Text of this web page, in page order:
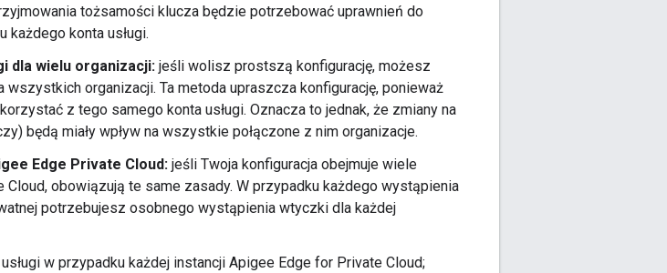
tożsamości klucza będzie potrzebować uprawnień do
każdego konta usługi.
dla wielu organizacji: jeśli wolisz prostszą konfigurację, możesz
wszystkich organizacji. Ta metoda upraszcza konfigurację, ponieważ
z tego samego konta usługi. Oznacza to jednak, że zmiany na
będą miały wpływ na wszystkie połączone z nim organizacje.
Edge Private Cloud: jeśli Twoja konfiguracja obejmuje wiele
Cloud, obowiązują te same zasady. W przypadku każdego wystąpienia
potrzebujesz osobnego wystąpienia wtyczki dla każdej
w przypadku każdej instancji Apigee Edge for Private Cloud;